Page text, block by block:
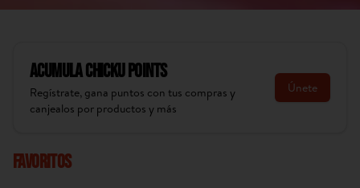
AcumulaChicku Points
Regístrate, gana puntos con tus compras y
canjealos por productos y más
Únete
Favoritos